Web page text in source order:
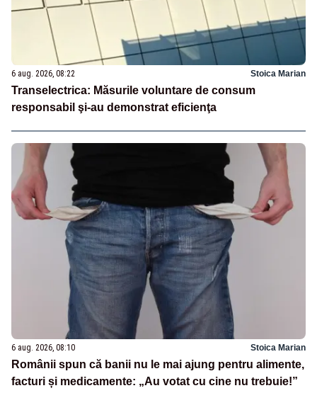
6 aug. 2026, 08:22 Stoica Marian
Transelectrica: Măsurile voluntare de consum
responsabil şi-au demonstrat eficienţa
6 aug. 2026, 08:10 Stoica Marian
Românii spun că banii nu le mai ajung pentru alimente,
facturi și medicamente: „Au votat cu cine nu trebuie!”